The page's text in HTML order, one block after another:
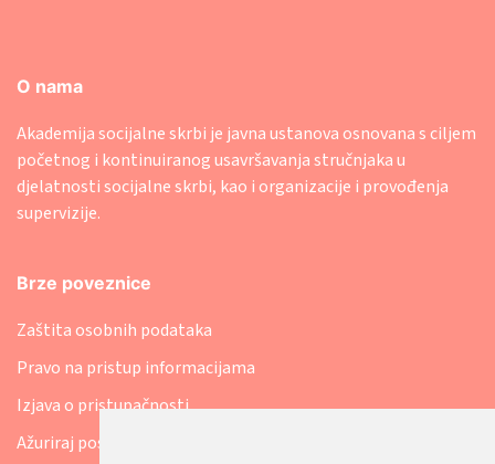
O nama
Akademija socijalne skrbi je javna ustanova osnovana s ciljem
početnog i kontinuiranog usavršavanja stručnjaka u
djelatnosti socijalne skrbi, kao i organizacije i provođenja
supervizije.
Brze poveznice
Zaštita osobnih podataka
Pravo na pristup informacijama
Izjava o pristupačnosti
Ažuriraj postavke kolačića